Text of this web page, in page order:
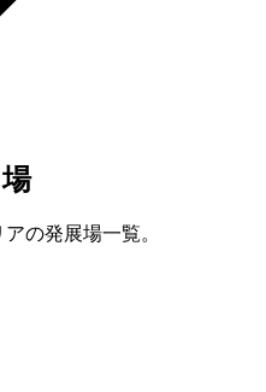
の発展場一覧。